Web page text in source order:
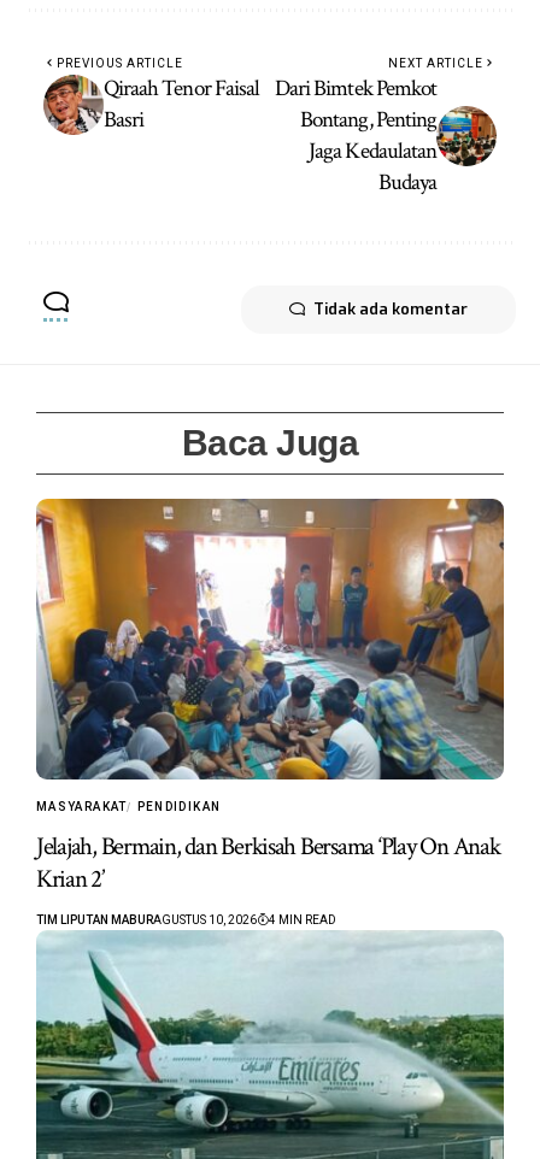
PREVIOUS ARTICLE
Qiraah Tenor Faisal
Basri
NEXT ARTICLE
Dari Bimtek Pemkot
Bontang, Penting
Jaga Kedaulatan
Budaya
Tidak ada komentar
Baca Juga
MASYARAKAT PENDIDIKAN
Jelajah, Bermain, dan Berkisah Bersama ‘Play On Anak
Krian 2’
TIM LIPUTAN MABURAGUSTUS 10, 2026 4 MIN READ